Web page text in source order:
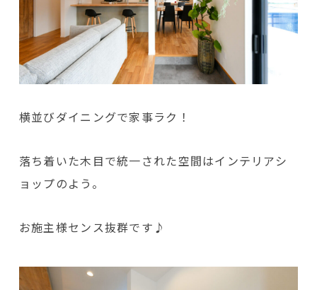
横並びダイニングで家事ラク！
落ち着いた木目で統一された空間はインテリアシ
ョップのよう。
お施主様センス抜群です♪